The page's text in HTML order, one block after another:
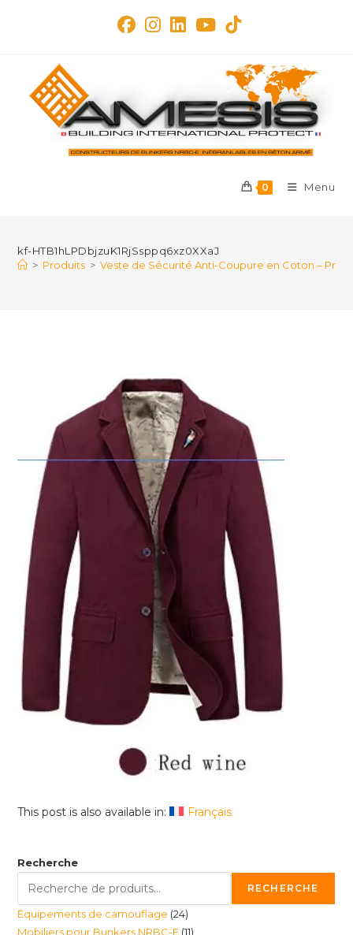
0 Menu
kf-HTB1hLPDbjzuK1RjSsppq6xz0XXaJ
> Produits > Veste de Sécurité Anti-Coupure en Coton –
This post is also available in: Français
Recherche
RECHERCHE
Équipements de camouflage 2424
Mobiliers pour Bunkers NRBC-E 1111